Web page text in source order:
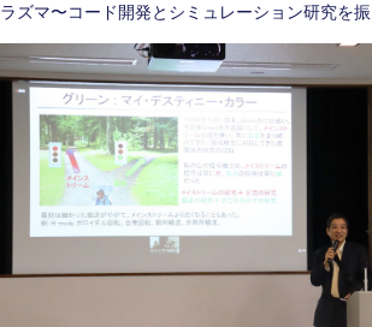
ラズマ〜コード開発とシミュレーション研究を振